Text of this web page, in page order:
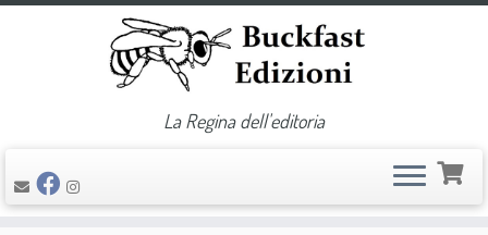
La Regina dell'editoria